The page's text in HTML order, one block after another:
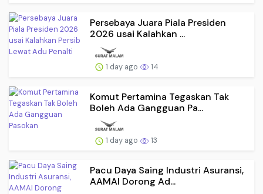
Persebaya Juara Piala Presiden
2026 usai Kalahkan ...
1 day ago 14
Komut Pertamina Tegaskan Tak
Boleh Ada Gangguan Pa...
1 day ago 13
Pacu Daya Saing Industri Asuransi,
AAMAI Dorong Ad...